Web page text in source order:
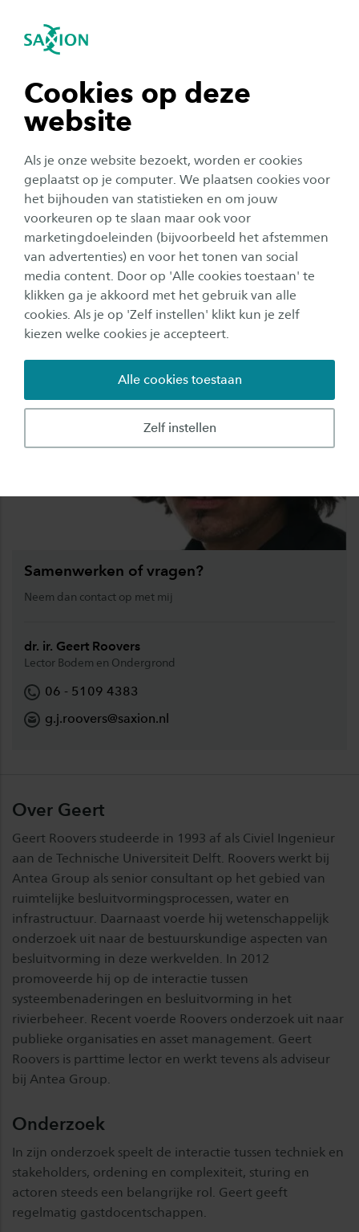
Cookies op deze
website
Als je onze website bezoekt, worden er cookies
geplaatst op je computer. We plaatsen cookies voor
het bijhouden van statistieken en om jouw
voorkeuren op te slaan maar ook voor
marketingdoeleinden (bijvoorbeeld het afstemmen
van advertenties) en voor het tonen van social
media content. Door op 'Alle cookies toestaan' te
klikken ga je akkoord met het gebruik van alle
cookies. Als je op 'Zelf instellen' klikt kun je zelf
kiezen welke cookies je accepteert.
Zelf instellen
Alle cookies toestaan
Navigatie openen
tonen
tonen
tonen
tonen
sluiten
dr. ir. Geert Roovers
dr. ir. Geert Roovers
Dr. ir. Geert Roovers geeft als lector Bodem en
Ondergrond leiding aan het lectoraat
Sustainable Areas and Soil Transitions.
Lees meer over het lectoraat Sustainable Areas and Soil
Transitions
Samenwerken of vragen?
Neem dan contact op met mij
dr. ir. Geert Roovers
Lector Bodem en Ondergrond
06 - 5109 4383
g.j.roovers@saxion.nl
Over Geert
Geert Roovers studeerde in 1993 af als Civiel Ingenieur
aan de Technische Universiteit Delft. Roovers werkt bij
Antea Group als senior consultant op het gebied van
ruimtelijke besluitvormingsprocessen, water en
infrastructuur. Daarnaast voerde hij wetenschappelijk
onderzoek uit naar de bestuurskundige aspecten van
besluitvorming in deze werkvelden. In 2012
promoveerde hij op de interactie tussen
systeembenaderingen en besluitvorming in het
rivierbeheer. Recent voerde Roovers onderzoek uit naar
publieke organisaties en asset management. Geert
Roovers is parttime lector en werkt tevens als adviseur
bij Antea Group.
Onderzoek
In zijn onderzoek speelt de interactie tussen techniek en
stakeholders, ordening en complexiteit, sturing en
actoren steeds een belangrijke rol. Geert geeft
regelmatig gastdocentschappen.